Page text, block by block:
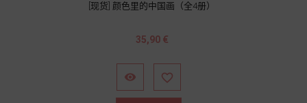
[现货] 颜色里的中国画（全4册）
Prix
35,90 €
 